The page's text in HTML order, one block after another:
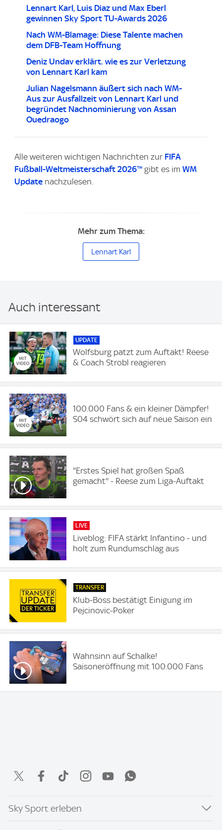
Lennart Karl, Luis Diaz und Max Eberl
gewinnen Sky Sport TU-Awards 2026
Nach WM-Blamage: Diese Talente machen
dem DFB-Team Hoffnung
Deniz Undav erklärt. wie es zur Verletzung
von Lennart Karl kam
Julian Nagelsmann äußert sich nach WM-
Aus zur Ausfallzeit von Lennart Karl und
begründet Nachnominierung von Assan
Ouedraogo
Alle weiteren wichtigen Nachrichten zur FIFA
Fußball-Weltmeisterschaft 2026™ gibt es im WM
Update nachzulesen.
Mehr zum Thema:
Lennart Karl
Auch interessant
UPDATE
Wolfsburg patzt zum Auftakt! Reese
& Coach Strobl reagieren
100.000 Fans & ein kleiner Dämpfer!
S04 schwört sich auf neue Saison ein
''Erstes Spiel hat großen Spaß
gemacht'' - Reese zum Liga-Auftakt
LIVE
Liveblog: FIFA stärkt Infantino - und
holt zum Rundumschlag aus
TRANSFER
Klub-Boss bestätigt Einigung im
Pejcinovic-Poker
Wahnsinn auf Schalke!
Saisoneröffnung mit 100.000 Fans
Sky Sport erleben